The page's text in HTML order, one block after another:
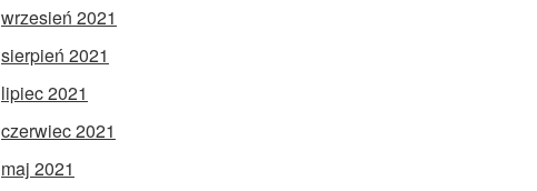
wrzesień 2021
sierpień 2021
lipiec 2021
czerwiec 2021
maj 2021